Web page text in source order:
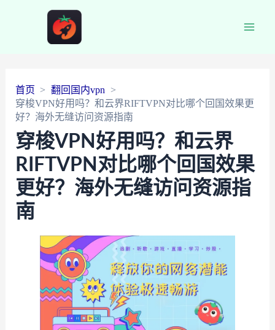
首页
翻回国内vpn
穿梭VPN好用吗？和云界RIFTVPN对比哪个回国效果更
好？海外无缝访问资源指南
穿梭VPN好用吗？和云界
RIFTVPN对比哪个回国效果
更好？海外无缝访问资源指
南